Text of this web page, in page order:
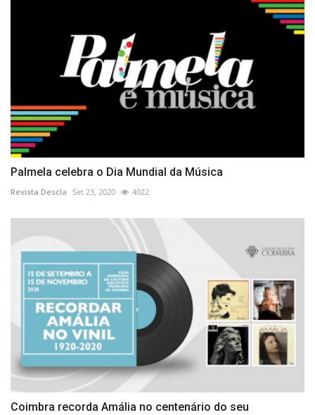
Palmela celebra o Dia Mundial da Música
Revista Descla Set 23, 2020 4022
Coimbra recorda Amália no centenário do seu